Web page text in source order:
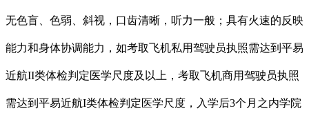
无色盲、色弱、斜视，口齿清晰，听力一般；具有火速的反映
能力和身体协调能力，如考取飞机私用驾驶员执照需达到平易
近航II类体检判定医学尺度及以上，考取飞机商用驾驶员执照
需达到平易近航I类体检判定医学尺度，入学后3个月之内学院